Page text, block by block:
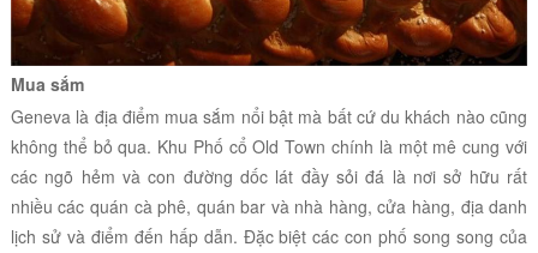
Mua sắm
Geneva là địa điểm mua sắm nổi bật mà bất cứ du khách nào cũng
không thể bỏ qua. Khu Phố cổ Old Town chính là một mê cung với
các ngõ hẻm và con đường dốc lát đầy sỏi đá là nơi sở hữu rất
nhiều các quán cà phê, quán bar và nhà hàng, cửa hàng, địa danh
lịch sử và điểm đến hấp dẫn. Đặc biệt các con phố song song của